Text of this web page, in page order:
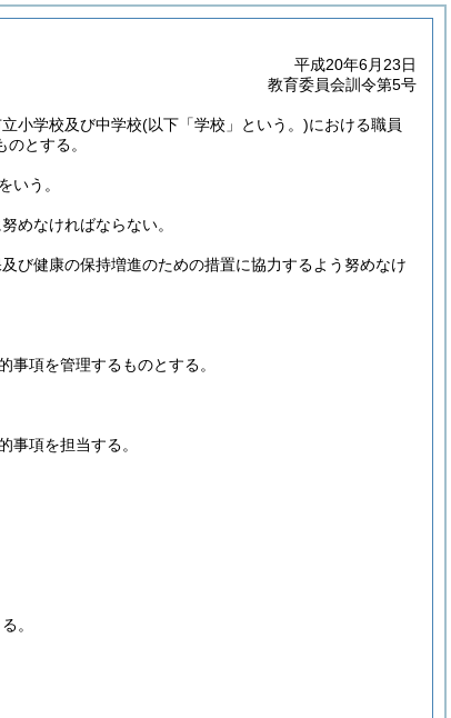
平成20年6月23日
教育委員会訓令第5号
小学校及び中学校(以下「学校」という。)における職員
とする。
をいう。
めなければならない。
び健康の保持増進のための措置に協力するよう努めなけ
項を管理するものとする。
事項を担当する。
。